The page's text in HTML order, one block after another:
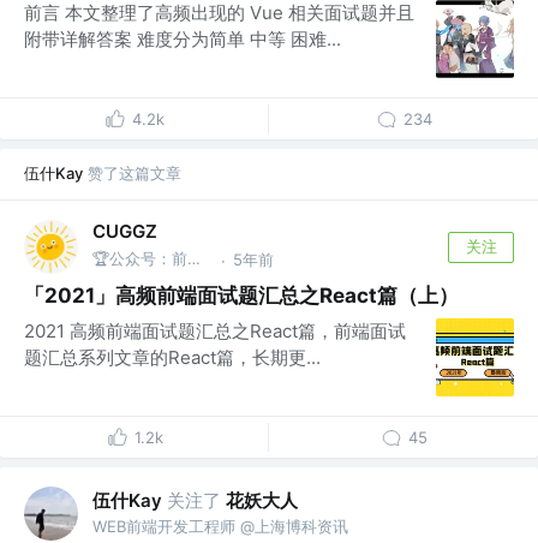
前言 本文整理了高频出现的 Vue 相关面试题并且
附带详解答案 难度分为简单 中等 困难...
4.2k 234
伍什Kay 赞了这篇文章
CUGGZ
🏆公众号：前端充电宝 · 5年前
关注
「2021」高频前端面试题汇总之React篇（上）
2021 高频前端面试题汇总之React篇，前端面试
题汇总系列文章的React篇，长期更...
1.2k 45
伍什Kay 关注了 花妖大人
WEB前端开发工程师 @上海博科资讯